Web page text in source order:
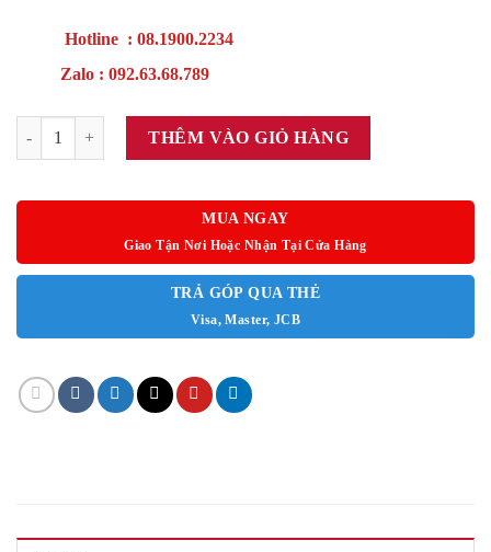
Hotline : 08.1900.2234
Zalo : 092.63.68.789
GIƯỜNG TẦNG THÔNG MINH SH14 số lượng
THÊM VÀO GIỎ HÀNG
MUA NGAY
Giao Tận Nơi Hoặc Nhận Tại Cửa Hàng
TRẢ GÓP QUA THẺ
Visa, Master, JCB